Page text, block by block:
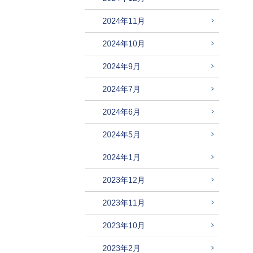
2024年11月
2024年10月
2024年9月
2024年7月
2024年6月
2024年5月
2024年1月
2023年12月
2023年11月
2023年10月
2023年2月